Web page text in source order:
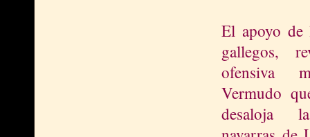
El apoyo de
gallegos,
ofensiva
Vermudo
desaloja